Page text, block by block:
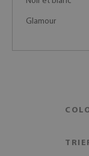
Glamour